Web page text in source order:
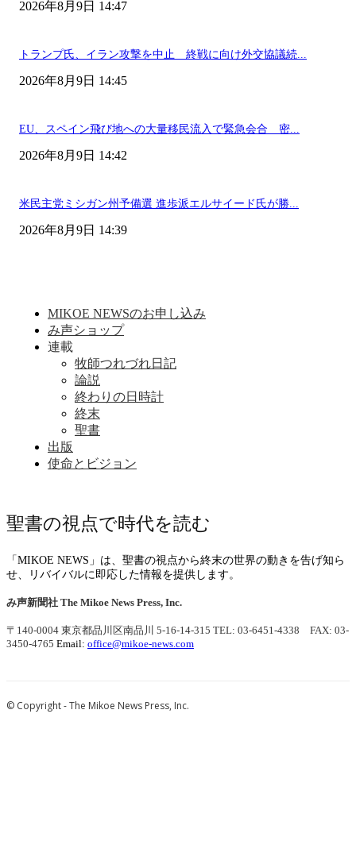
2026年8月9日 14:47
トランプ氏、イラン攻撃を中止 終戦に向け外交協議続...
2026年8月9日 14:45
EU、スペイン飛び地への大量移民流入で緊急会合 密...
2026年8月9日 14:42
米民主党ミシガン州予備選 進歩派エルサイード氏が勝...
2026年8月9日 14:39
MIKOE NEWSのお申し込み
み声ショップ
連載
牧師つれづれ日記
論説
終わりの日時計
終末
聖書
出版
使命とビジョン
聖書の視点で時代を読む
「MIKOE NEWS」は、聖書の視点から終末の世界の動きを告げ知ら
せ、リバイバルに即応した情報を提供します。
み声新聞社 The Mikoe News Press, Inc.
〒140-0004 東京都品川区南品川 5-16-14-315 TEL: 03-6451-4338 FAX: 03-
3450-4765 Email: office@mikoe-news.com
© Copyright - The Mikoe News Press, Inc.